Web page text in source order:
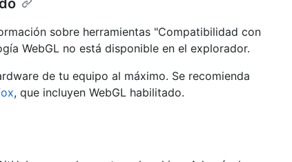
sobre herramientas "Compatibilidad con
WebGL no está disponible en el explorador.
de tu equipo al máximo. Se recomienda
, que incluyen WebGL habilitado.